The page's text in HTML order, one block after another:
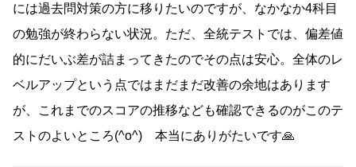
には過去問対策の方に移りたいのですが、なかなか4科目
の勉強が終わらない状況。ただ、全統テストでは、偏差値
的にだいぶ差が詰まってきたのでその点は安心。全体のレ
ベルアップという点ではまだまだ改善の余地はあります
が、これまでのスコアの推移なども確認できるのがこのテ
ストのよいところ(^o^) 本当にありがたいです🙏